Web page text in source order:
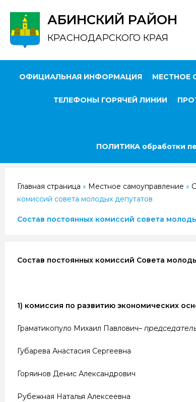
АБИНСКИЙ РАЙОН
КРАСНОДАРСКОГО КРАЯ
ОФИЦИАЛЬНАЯ ИНФОРМАЦИЯ МЕСТНОЕ
ТЕЛЕФОНЫ ГОРЯЧЕЙ ЛИНИИ
ПОЛИТИКА обработки
Главная страница » Местное самоуправление »
комиссий совета молодых депутатов
Состав постоянных комиссий совета
Состав постоянных комиссий Совета
1) комиссия по развитию экономических
Граматикопуло Михаил Павлович–
Губарева Анастасия Сергеевна
Горяинов Денис Александрович
Рубежная Наталья Алексеевна